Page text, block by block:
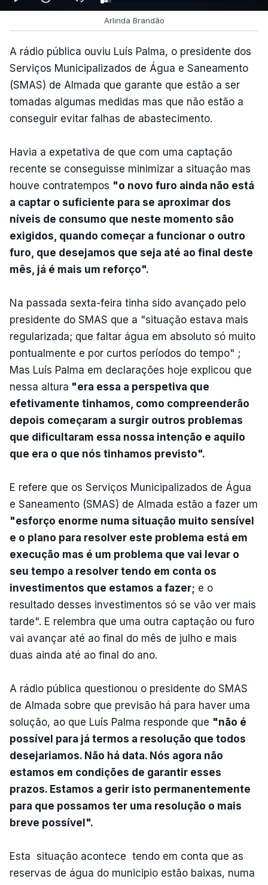
Arlinda Brandão
A rádio pública ouviu Luís Palma, o presidente dos
Serviços Municipalizados de Água e Saneamento
(SMAS) de Almada que garante que estão a ser
tomadas algumas medidas mas que não estão a
conseguir evitar falhas de abastecimento.
Havia a expetativa de que com uma captação
recente se conseguisse minimizar a situação mas
houve contratempos "o novo furo ainda não está
a captar o suficiente para se aproximar dos
níveis de consumo que neste momento são
exigidos, quando começar a funcionar o outro
furo, que desejamos que seja até ao final deste
mês, já é mais um reforço".
Na passada sexta-feira tinha sido avançado pelo
presidente do SMAS que a "situação estava mais
regularizada; que faltar água em absoluto só muito
pontualmente e por curtos períodos do tempo" ;
Mas Luís Palma em declarações hoje explicou que
nessa altura "era essa a perspetiva que
efetivamente tinhamos, como compreenderão
depois começaram a surgir outros problemas
que dificultaram essa nossa intenção e aquilo
que era o que nós tinhamos previsto".
E refere que os Serviços Municipalizados de Água
e Saneamento (SMAS) de Almada estão a fazer um
"esforço enorme numa situação muito sensível
e o plano para resolver este problema está em
execução mas é um problema que vai levar o
seu tempo a resolver tendo em conta os
investimentos que estamos a fazer; e o
resultado desses investimentos só se vão ver mais
tarde". E relembra que uma outra captação ou furo
vai avançar até ao final do mês de julho e mais
duas ainda até ao final do ano.
A rádio pública questionou o presidente do SMAS
de Almada sobre que previsão há para haver uma
solução, ao que Luís Palma responde que "não é
possível para já termos a resolução que todos
desejariamos. Não há data. Nós agora não
estamos em condições de garantir esses
prazos. Estamos a gerir isto permanentemente
para que possamos ter uma resolução o mais
breve possível".
Esta situação acontece tendo em conta que as
reservas de água do municipio estão baixas, numa